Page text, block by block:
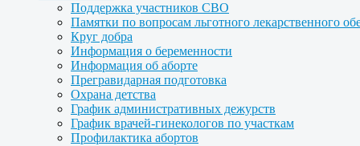
Поддержка участников СВО
Памятки по вопросам льготного лекарственного
Круг добра
Информация о беременности
Информация об аборте
Прегравидарная подготовка
Охрана детства
График административных дежурств
График врачей-гинекологов по участкам
Профилактика абортов